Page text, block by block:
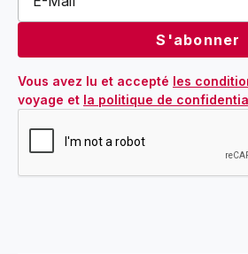
Vous avez lu et accepté les
voyage et la politique de